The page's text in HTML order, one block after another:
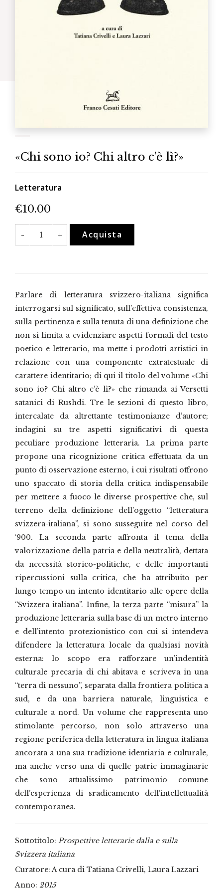
«Chi sono io? Chi altro c’è lì?»
Letteratura
€10.00
-
«Chi
sono
io?
lì?»
+ Acquista
Parlare di letteratura svizzero-italiana significa
interrogarsi sul significato, sull’effettiva consistenza,
sulla pertinenza e sulla tenuta di una definizione che
non si limita a evidenziare aspetti formali del testo
poetico e letterario, ma mette i prodotti artistici in
relazione con una componente extratestuale di
carattere identitario; di qui il titolo del volume «Chi
sono io? Chi altro c’è lì?» che rimanda ai Versetti
satanici di Rushdi. Tre le sezioni di questo libro,
intercalate da altrettante testimonianze d’autore;
indagini su tre aspetti significativi di questa
peculiare produzione letteraria. La prima parte
propone una ricognizione critica effettuata da un
punto di osservazione esterno, i cui risultati offrono
uno spaccato di storia della critica indispensabile
per mettere a fuoco le diverse prospettive che, sul
terreno della definizione dell’oggetto “letteratura
svizzera-italiana”, si sono susseguite nel corso del
‘900. La seconda parte affronta il tema della
valorizzazione della patria e della neutralità, dettata
da necessità storico-politiche, e delle importanti
ripercussioni sulla critica, che ha attribuito per
lungo tempo un intento identitario alle opere della
“Svizzera italiana”. Infine, la terza parte “misura” la
produzione letteraria sulla base di un metro interno
e dell’intento protezionistico con cui si intendeva
difendere la letteratura locale da qualsiasi novità
esterna: lo scopo era rafforzare un’indentità
culturale precaria di chi abitava e scriveva in una
“terra di nessuno”, separata dalla frontiera politica a
sud, e da una barriera naturale, linguistica e
culturale a nord. Un volume che rappresenta uno
stimolante percorso, non solo attraverso una
regione periferica della letteratura in lingua italiana
ancorata a una sua tradizione identiaria e culturale,
ma anche verso una di quelle patrie immaginarie
che sono attualissimo patrimonio comune
dell’esperienza di sradicamento dell’intellettualità
contemporanea.
Sottotitolo: Prospettive letterarie dalla e sulla
Svizzera italiana
Curatore: A cura di Tatiana Crivelli, Laura Lazzari
Anno: 2015